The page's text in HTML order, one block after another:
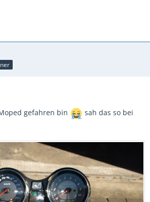
gefahren bin
sah das so bei